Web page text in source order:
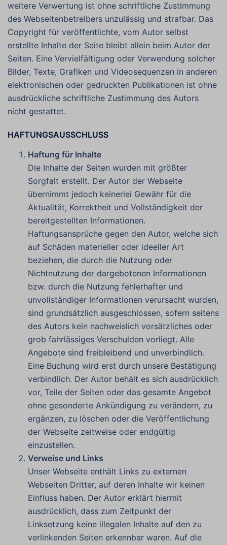
weitere Verwertung ist ohne schriftliche Zustimmung
des Webseitenbetreibers unzulässig und strafbar. Das
Copyright für veröffentlichte, vom Autor selbst
erstellte Inhalte der Seite bleibt allein beim Autor der
Seiten. Eine Vervielfältigung oder Verwendung solcher
Bilder, Texte, Grafiken und Videosequenzen in anderen
elektronischen oder gedruckten Publikationen ist ohne
ausdrückliche schriftliche Zustimmung des Autors
nicht gestattet.
HAFTUNGSAUSSCHLUSS
Haftung für Inhalte
Die Inhalte der Seiten wurden mit größter
Sorgfalt erstellt. Der Autor der Webseite
übernimmt jedoch keinerlei Gewähr für die
Aktualität, Korrektheit und Vollständigkeit der
bereitgestellten Informationen.
Haftungsansprüche gegen den Autor, welche sich
auf Schäden materieller oder ideeller Art
beziehen, die durch die Nutzung oder
Nichtnutzung der dargebotenen Informationen
bzw. durch die Nutzung fehlerhafter und
unvollständiger Informationen verursacht wurden,
sind grundsätzlich ausgeschlossen, sofern seitens
des Autors kein nachweislich vorsätzliches oder
grob fahrlässiges Verschulden vorliegt. Alle
Angebote sind freibleibend und unverbindlich.
Eine Buchung wird erst durch unsere Bestätigung
verbindlich. Der Autor behält es sich ausdrücklich
vor, Teile der Seiten oder das gesamte Angebot
ohne gesonderte Ankündigung zu verändern, zu
ergänzen, zu löschen oder die Veröffentlichung
der Webseite zeitweise oder endgültig
einzustellen.
Verweise und Links
Unser Webseite enthält Links zu externen
Webseiten Dritter, auf deren Inhalte wir keinen
Einfluss haben. Der Autor erklärt hiermit
ausdrücklich, dass zum Zeitpunkt der
Linksetzung keine illegalen Inhalte auf den zu
verlinkenden Seiten erkennbar waren. Auf die